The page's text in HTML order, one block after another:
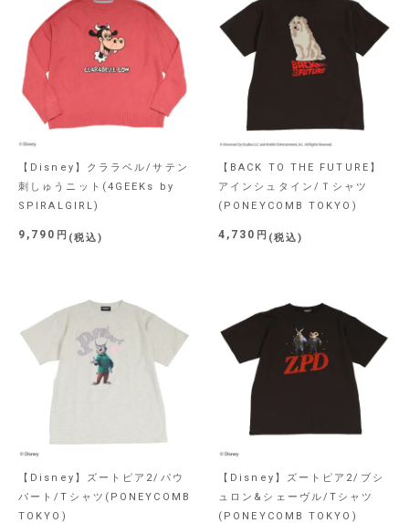
【Disney】クララベル/サテン
刺しゅうニット(4GEEKs by
SPIRALGIRL)
9,790 税込
【BACK TO THE FUTURE】
アインシュタイン/Ｔシャツ
(PONEYCOMB TOKYO)
4,730 税込
【Disney】ズートピア2/パウ
バート/Tシャツ(PONEYCOMB
TOKYO)
【Disney】ズートピア2/ブシ
ュロン&シェーヴル/Tシャツ
(PONEYCOMB TOKYO)